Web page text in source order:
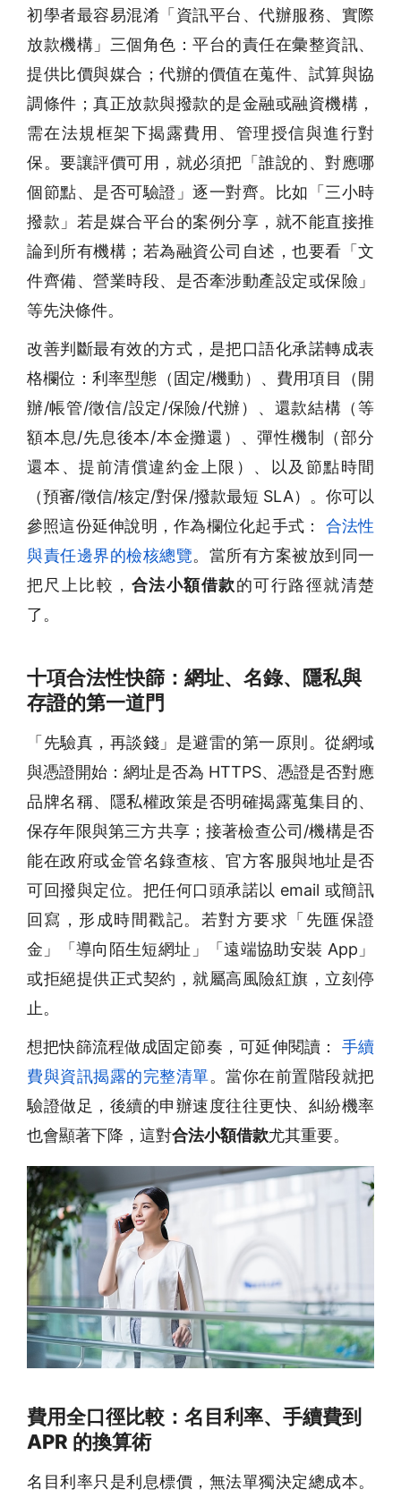
初學者最容易混淆「資訊平台、代辦服務、實際
放款機構」三個角色：平台的責任在彙整資訊、
提供比價與媒合；代辦的價值在蒐件、試算與協
調條件；真正放款與撥款的是金融或融資機構，
需在法規框架下揭露費用、管理授信與進行對
保。要讓評價可用，就必須把「誰說的、對應哪
個節點、是否可驗證」逐一對齊。比如「三小時
撥款」若是媒合平台的案例分享，就不能直接推
論到所有機構；若為融資公司自述，也要看「文
件齊備、營業時段、是否牽涉動產設定或保險」
等先決條件。
改善判斷最有效的方式，是把口語化承諾轉成表
格欄位：利率型態（固定/機動）、費用項目（開
辦/帳管/徵信/設定/保險/代辦）、還款結構（等
額本息/先息後本/本金攤還）、彈性機制（部分
還本、提前清償違約金上限）、以及節點時間
（預審/徵信/核定/對保/撥款最短 SLA）。你可以
參照這份延伸說明，作為欄位化起手式：
合法性
與責任邊界的檢核總覽。當所有方案被放到同一
把尺上比較， 合法小額借款的可行路徑就清楚
了。
十項合法性快篩：網址、名錄、隱私與
存證的第一道門
「先驗真，再談錢」是避雷的第一原則。從網域
與憑證開始：網址是否為 HTTPS、憑證是否對應
品牌名稱、隱私權政策是否明確揭露蒐集目的、
保存年限與第三方共享；接著檢查公司/機構是否
能在政府或金管名錄查核、官方客服與地址是否
可回撥與定位。把任何口頭承諾以 email 或簡訊
回寫，形成時間戳記。若對方要求「先匯保證
金」「導向陌生短網址」「遠端協助安裝 App」
或拒絕提供正式契約，就屬高風險紅旗，立刻停
止。
想把快篩流程做成固定節奏，可延伸閱讀：
手續
費與資訊揭露的完整清單。當你在前置階段就把
驗證做足，後續的申辦速度往往更快、糾紛機率
也會顯著下降，這對合法小額借款尤其重要。
費用全口徑比較：名目利率、手續費到
APR 的換算術
名目利率只是利息標價，無法單獨決定總成本。